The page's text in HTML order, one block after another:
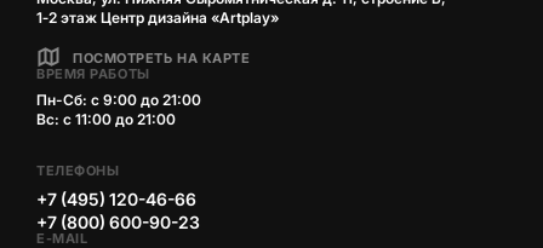
1‑2 этаж Центр дизайна «Artplay»
ПОСМОТРЕТЬ НА КАРТЕ
ВРЕМЯ РАБОТЫ
Пн-Сб: с 9:00 до 21:00
Вс: с 11:00 до 21:00
ТЕЛЕФОНЫ
+7 (495) 120-46-66
+7 (800) 600-90-23
E-MAIL